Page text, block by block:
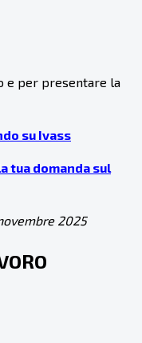
e per presentare la
su Ivass
tua domanda sul
2025